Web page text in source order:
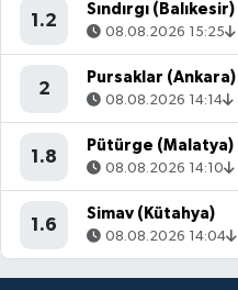
1.2
Sındırgı (Balıkesir)
08.08.2026 15:25
2
Pursaklar (Ankara)
08.08.2026 14:14
1.8
Pütürge (Malatya)
08.08.2026 14:10
1.6
Simav (Kütahya)
08.08.2026 14:04